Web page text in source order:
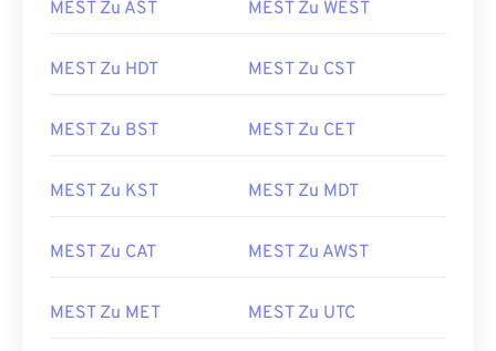
MEST Zu AST MEST Zu WEST
MEST Zu HDT MEST Zu CST
MEST Zu BST MEST Zu CET
MEST Zu KST MEST Zu MDT
MEST Zu CAT MEST Zu AWST
MEST Zu MET MEST Zu UTC